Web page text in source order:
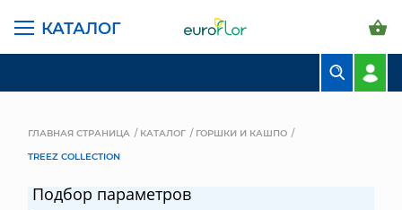
КАТАЛОГ
СВАДЕБНАЯ ФЛОРИСТИКА
ГЛАВНАЯ СТРАНИЦА КАТАЛОГ
ГОРШКИ И КАШПО
TREEZ COLLECTION
Подбор параметров